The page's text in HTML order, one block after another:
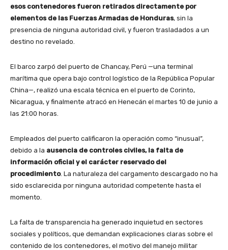
esos contenedores fueron retirados directamente por
elementos de las Fuerzas Armadas de Honduras, sin la
presencia de ninguna autoridad civil, y fueron trasladados a un
destino no revelado.
El barco zarpó del puerto de Chancay, Perú —una terminal
marítima que opera bajo control logístico de la República Popular
China—, realizó una escala técnica en el puerto de Corinto,
Nicaragua, y finalmente atracó en Henecán el martes 10 de junio a
las 21:00 horas.
Empleados del puerto calificaron la operación como “inusual”,
debido a la ausencia de controles civiles, la falta de
información oficial y el carácter reservado del
procedimiento. La naturaleza del cargamento descargado no ha
sido esclarecida por ninguna autoridad competente hasta el
momento.
La falta de transparencia ha generado inquietud en sectores
sociales y políticos, que demandan explicaciones claras sobre el
contenido de los contenedores, el motivo del manejo militar